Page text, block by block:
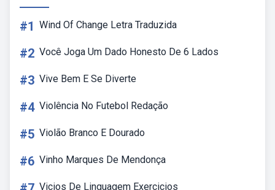
#1 Wind Of Change Letra Traduzida
#2 Você Joga Um Dado Honesto De 6 Lados
#3 Vive Bem E Se Diverte
#4 Violência No Futebol Redação
#5 Violão Branco E Dourado
#6 Vinho Marques De Mendonça
Vicios De Linguagem Exercicios